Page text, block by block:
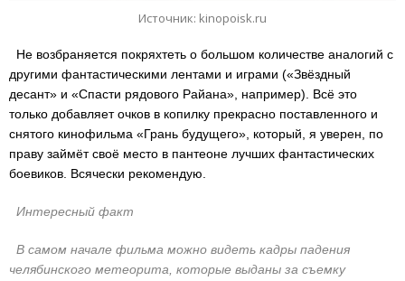
Источник: kinopoisk.ru
Не возбраняется покряхтеть о большом количестве аналогий с
другими фантастическими лентами и играми («Звёздный
десант» и «Спасти рядового Райана», например). Всё это
только добавляет очков в копилку прекрасно поставленного и
снятого кинофильма «Грань будущего», который, я уверен, по
праву займёт своё место в пантеоне лучших фантастических
боевиков. Всячески рекомендую.
Интересный факт
В самом начале фильма можно видеть кадры падения
челябинского метеорита, которые выданы за съемку